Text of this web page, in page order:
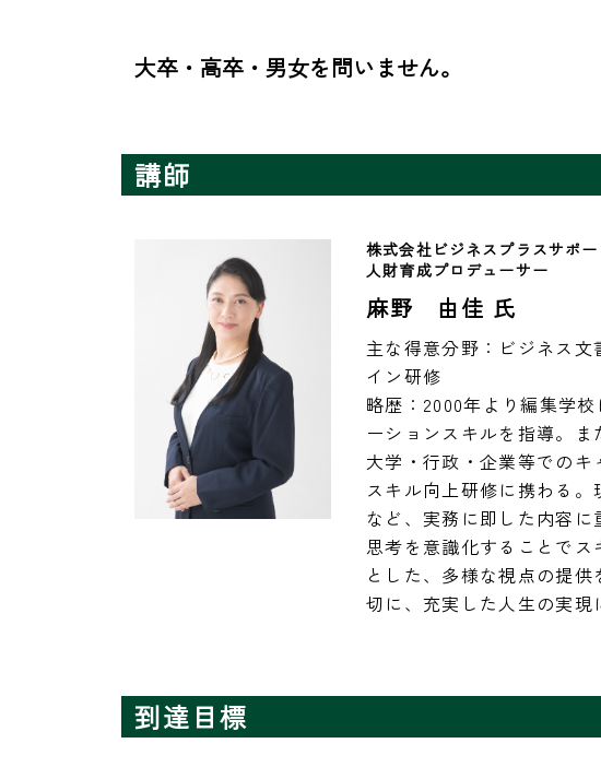
大卒・高卒・男女を問いません。
講師
株式会社ビジネスプラスサポ
人財育成プロデューサー
麻野 由佳 氏
主な得意分野：ビジネス
イン研修
略歴：2000年より編集学
ーションスキルを指導。
大学・行政・企業等での
スキル向上研修に携わる
など、実務に即した内容
思考を意識化することで
とした、多様な視点の提
切に、充実した人生の実
到達目標